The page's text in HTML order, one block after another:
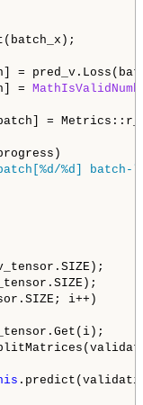
=
%d] batch-
i++)